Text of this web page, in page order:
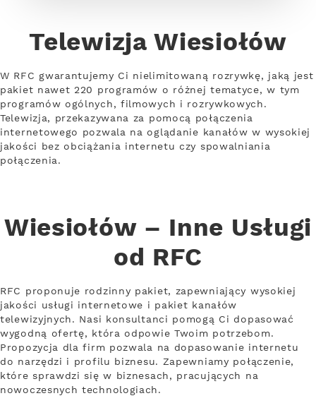
Telewizja Wiesiołów
W RFC gwarantujemy Ci nielimitowaną rozrywkę, jaką jest
pakiet nawet 220 programów o różnej tematyce, w tym
programów ogólnych, filmowych i rozrywkowych.
Telewizja, przekazywana za pomocą połączenia
internetowego pozwala na oglądanie kanałów w wysokiej
jakości bez obciążania internetu czy spowalniania
połączenia.
Wiesiołów – Inne Usługi
od RFC
RFC proponuje rodzinny pakiet, zapewniający wysokiej
jakości usługi internetowe i pakiet kanałów
telewizyjnych. Nasi konsultanci pomogą Ci dopasować
wygodną ofertę, która odpowie Twoim potrzebom.
Propozycja dla firm pozwala na dopasowanie internetu
do narzędzi i profilu biznesu. Zapewniamy połączenie,
które sprawdzi się w biznesach, pracujących na
nowoczesnych technologiach.